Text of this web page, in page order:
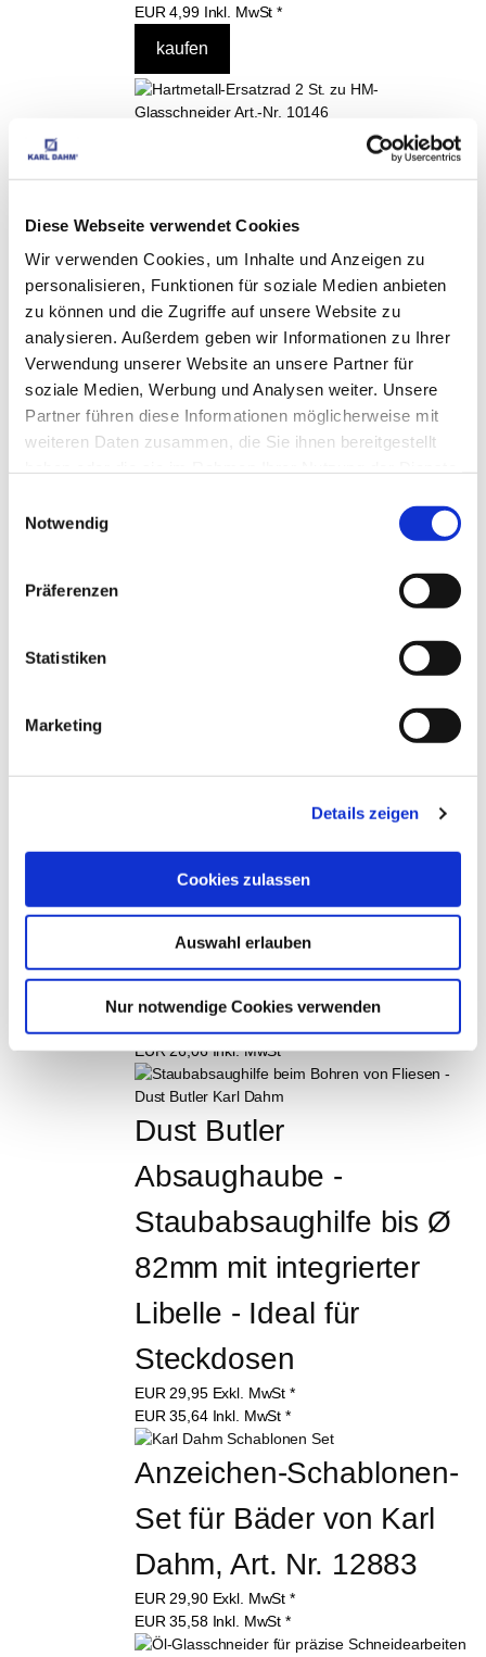
Diese Webseite verwendet Cookies
Wir verwenden Cookies, um Inhalte und Anzeigen zu
personalisieren, Funktionen für soziale Medien anbieten
zu können und die Zugriffe auf unsere Website zu
analysieren. Außerdem geben wir Informationen zu Ihrer
Verwendung unserer Website an unsere Partner für
soziale Medien, Werbung und Analysen weiter. Unsere
Partner führen diese Informationen möglicherweise mit
weiteren Daten zusammen, die Sie ihnen bereitgestellt
Notwendig
Präferenzen
Statistiken
Marketing
Details zeigen
Cookies zulassen
Auswahl erlauben
Nur notwendige Cookies verwenden
EUR4,99 Inkl. MwSt *
Hartmetall-Ersatzrad 2 St. zu HM-
EUR8,97Exkl. MwSt *
EUR
10,67 Inkl. MwSt
DIESE PRODUKTE
KÖNNTEN SIE AUCH
Karl Dahm Dust Butler
Staubabsaughilfe bis Ø
EUR17,84Inkl. MwSt *
Karl Dahm Dust Butler
Maxi Art.-Nr. 12074
Staubabsaughilfe bis Ø
82mm
EUR21,90Exkl. MwSt *
EUR26,06Inkl. MwSt *
Dust Butler
Absaughaube -
Staubabsaughilfe bis Ø
82mm mit integrierter
Libelle - Ideal für
Steckdosen
EUR29,95 Exkl. MwSt *
EUR35,64 Inkl. MwSt *
Anzeichen-Schablonen-
Set für Bäder von Karl
Dahm, Art. Nr. 12883
EUR29,90 Exkl. MwSt *
EUR35,58 Inkl. MwSt *